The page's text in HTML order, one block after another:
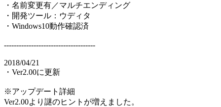
・名前変更有／マルチエンディング
・開発ツール：ウディタ
・Windows10動作確認済
-------------------------------------
2018/04/21
・Ver2.00に更新
※アップデート詳細
Ver2.00より謎のヒントが増えました。